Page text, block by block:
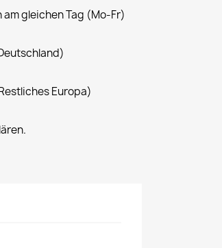
am gleichen Tag (Mo-Fr)
Europa)